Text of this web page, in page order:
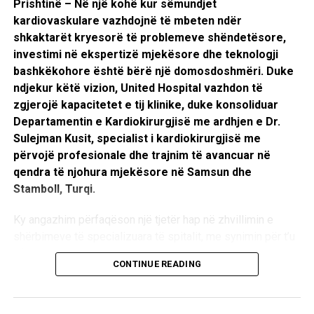
duke mësuar të krijojnë dhe menaxhojnë baza të të
dhënave, të analizojnë informacione, të përdorin sisteme
moderne informatike, si dhe të ndërtojnë aplikacione dhe
ueb-faqe funksionale. Programi përfshin përdorimin e
teknologjive bashkëkohore për menaxhimin e të dhënave
laboratorike, dizajnimin e bazave relacionale të të dhënave,
krijimin e pyetësorëve, raporteve dhe formave për
analizimin e informacionit, si dhe zhvillimin e aftësive në
dizajnimin dhe publikimin e ueb-faqeve.
Mësimi zhvillohet në laboratorë modernë të pajisur me
teknologjinë më të avancuar, ku nxënësit punojnë me
kompjuterë, pajisje laboratorike dhe platforma
Krahas aftësive teknike, programi zhvillon edhe
kompetenca të domosdoshme të shekullit XXI, si
Prishtinë – Në një kohë kur sëmundjet
kardiovaskulare vazhdojnë të mbeten ndër
shkaktarët kryesorë të problemeve shëndetësore,
investimi në ekspertizë mjekësore dhe teknologji
bashkëkohore është bërë një domosdoshmëri. Duke
ndjekur këtë vizion, United Hospital vazhdon të
zgjerojë kapacitetet e tij klinike, duke konsoliduar
Departamentin e Kardiokirurgjisë me ardhjen e Dr.
Sulejman Kusit, specialist i kardiokirurgjisë me
përvojë profesionale dhe trajnim të avancuar në
qendra të njohura mjekësore në Samsun dhe
Stamboll, Turqi.
Ky angazhim përfaqëson një tjetër hap në zhvillimin e
ofruar pacientëve kujdes kirurgjikal modern, të sigurt dhe
të bazuar në praktikat më të avancuara të mjekësisë
CONTINUE READING